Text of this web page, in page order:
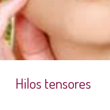
Hilos tensores